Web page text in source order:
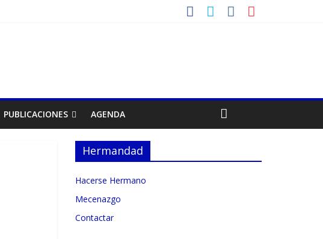
PUBLICACIONES AGENDA
Hermandad
Hacerse Hermano
Mecenazgo
Contactar